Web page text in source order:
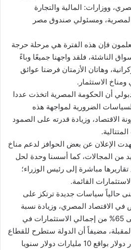
ووزارات: المالية والتجارة
ومسئولي صندوق مصر
فإن هذه الفترة هي مرحلة حرجة
الناشئة، فلقد واجهنا جميعًا وباءً
وهاتان الأزمتان فرضتا عوائق
الاستثمار.
أن الحكومة المصرية اتخذت عددا
الضرورية لمواجهة هذه
الاقتصاد، وزيادة قدرته على الصمود
الإعلان عن بعض الحوافز لدعم مناخ
من المجالات، كما أسسنا وحدة لحل
مباشرة إلى رئيس الوزراء؛
القائمة.
حالياً سياسات جديدة ترتكز على
في الاقتصاد المصري، وزيادة نسبة
مساهمته من 30% لتصل إلى 65% من إجمالي الاستثمارات في
مضيفاً أن الدولة ستطرح للقطاع
الخاص أصولاً بقيمة 40 مليار دولار بواقع 10 مليارات دولار سنويا